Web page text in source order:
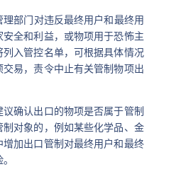
部门对违反最终用户和最终用
全和利益，或物项用于恐怖主
入管控名单，可根据具体情况
易，责令中止有关管制物项出
确认出口的物项是否属于管制
对象的，例如某些化学品、金
加出口管制对最终用户和最终